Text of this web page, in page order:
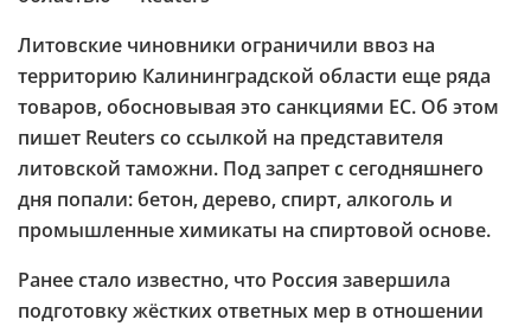
Литовские чиновники ограничили ввоз на
территорию Калининградской области еще ряда
товаров, обосновывая это санкциями ЕС. Об этом
пишет Reuters со ссылкой на представителя
литовской таможни. Под запрет с сегодняшнего
дня попали: бетон, дерево, спирт, алкоголь и
промышленные химикаты на спиртовой основе.
Ранее стало известно, что Россия завершила
подготовку жёстких ответных мер в отношении